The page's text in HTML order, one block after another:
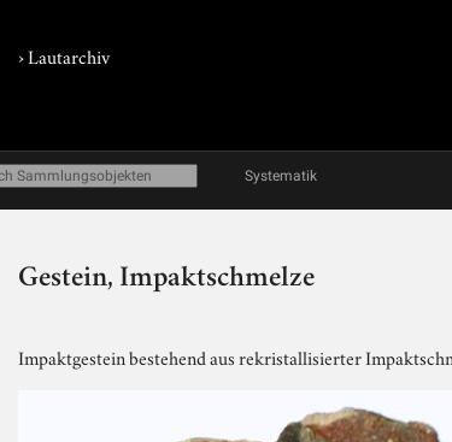
›Lautarchiv
Systematik
Gestein, Impaktschmelze
Impaktgestein bestehend aus rekristallisierter